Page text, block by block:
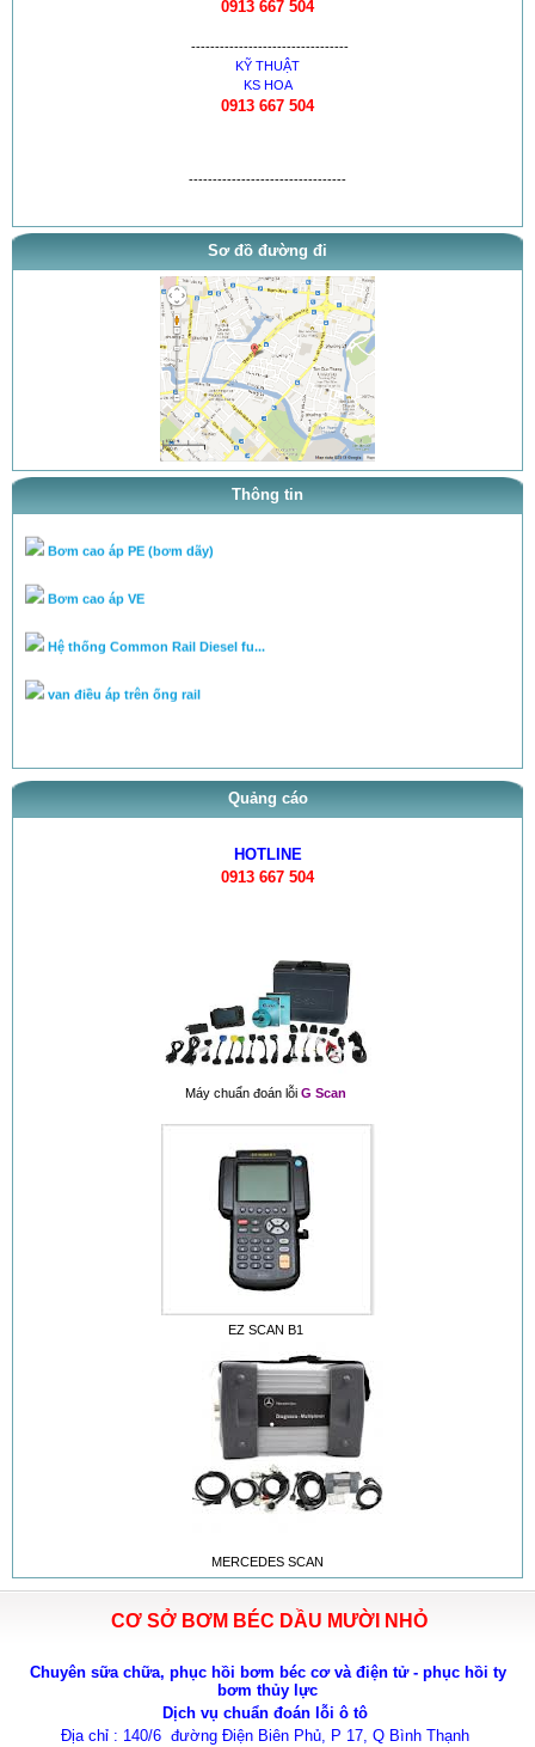
0913 667 504
---------------------------------
KỸ THUẬT
KS HOA
0913 667 504
---------------------------------
Sơ đồ đường đi
Thông tin
tra ty, béc của bơm theo tai l...
tra ty, béc của bơm theo tai l...
cân lưu lượng bơm theo tài liệ...
Chuyên cân chỉnh bơm béc theo...
Hệ PowerTec (động cơ D6CA)
Quảng cáo
HOTLINE
0913 667 504
Máy chuẩn đoán lỗi G Scan
EZ SCAN B1
MERCEDES SCAN
CƠ SỞ BƠM BÉC DẦU MƯỜI NHỎ
Chuyên sữa chữa, phục hồi bơm béc cơ và điện tử - phục hồi ty
bơm thủy lực
Dịch vụ chuẩn đoán lỗi ô tô
Địa chỉ : 140/6 đường Điện Biên Phủ, P 17, Q Bình Thạnh